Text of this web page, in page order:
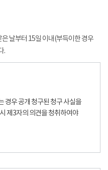
날부터 15일 이내(부득이한 경우
.
경우 공개 청구된 청구 사실을
제3자의 의견을 청취하여야